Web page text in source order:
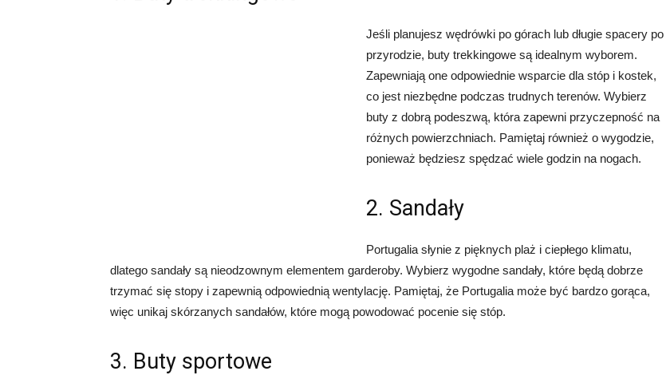
Jeśli planujesz wędrówki po górach lub długie spacery po
przyrodzie, buty trekkingowe są idealnym wyborem.
Zapewniają one odpowiednie wsparcie dla stóp i kostek,
co jest niezbędne podczas trudnych terenów. Wybierz
buty z dobrą podeszwą, która zapewni przyczepność na
różnych powierzchniach. Pamiętaj również o wygodzie,
ponieważ będziesz spędzać wiele godzin na nogach.
2. Sandały
Portugalia słynie z pięknych plaż i ciepłego klimatu,
dlatego sandały są nieodzownym elementem garderoby. Wybierz wygodne sandały, które będą dobrze
trzymać się stopy i zapewnią odpowiednią wentylację. Pamiętaj, że Portugalia może być bardzo gorąca,
więc unikaj skórzanych sandałów, które mogą powodować pocenie się stóp.
3. Buty sportowe